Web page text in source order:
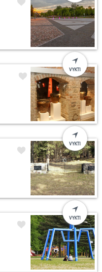
VYKTI
VYKTI
VYKTI